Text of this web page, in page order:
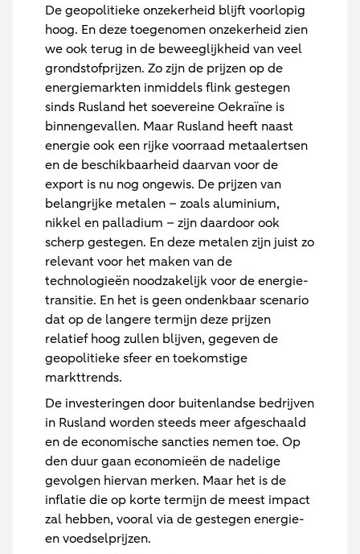
De geopolitieke onzekerheid blijft voorlopig
hoog. En deze toegenomen onzekerheid zien
we ook terug in de beweeglijkheid van veel
grondstofprijzen. Zo zijn de prijzen op de
energiemarkten inmiddels flink gestegen
sinds Rusland het soevereine Oekraïne is
binnengevallen. Maar Rusland heeft naast
energie ook een rijke voorraad metaalertsen
en de beschikbaarheid daarvan voor de
export is nu nog ongewis. De prijzen van
belangrijke metalen – zoals aluminium,
nikkel en palladium – zijn daardoor ook
scherp gestegen. En deze metalen zijn juist zo
relevant voor het maken van de
technologieën noodzakelijk voor de energie-
transitie. En het is geen ondenkbaar scenario
dat op de langere termijn deze prijzen
relatief hoog zullen blijven, gegeven de
geopolitieke sfeer en toekomstige
markttrends.
De investeringen door buitenlandse bedrijven
in Rusland worden steeds meer afgeschaald
en de economische sancties nemen toe. Op
den duur gaan economieën de nadelige
gevolgen hiervan merken. Maar het is de
inflatie die op korte termijn de meest impact
zal hebben, vooral via de gestegen energie-
en voedselprijzen.